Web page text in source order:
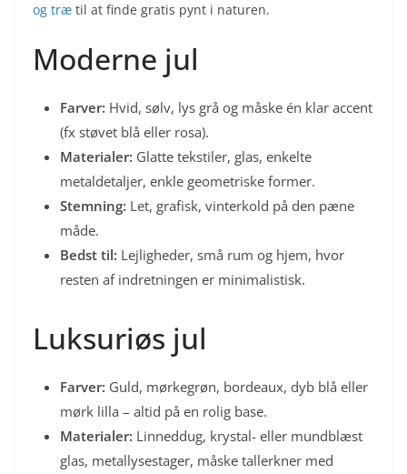
og træ til at finde gratis pynt i naturen.
Moderne jul
Farver: Hvid, sølv, lys grå og måske én klar accent
(fx støvet blå eller rosa).
Materialer: Glatte tekstiler, glas, enkelte
metaldetaljer, enkle geometriske former.
Stemning: Let, grafisk, vinterkold på den pæne
måde.
Bedst til: Lejligheder, små rum og hjem, hvor
resten af indretningen er minimalistisk.
Luksuriøs jul
Farver: Guld, mørkegrøn, bordeaux, dyb blå eller
mørk lilla – altid på en rolig base.
Materialer: Linneddug, krystal- eller mundblæst
glas, metallysestager, måske tallerkner med